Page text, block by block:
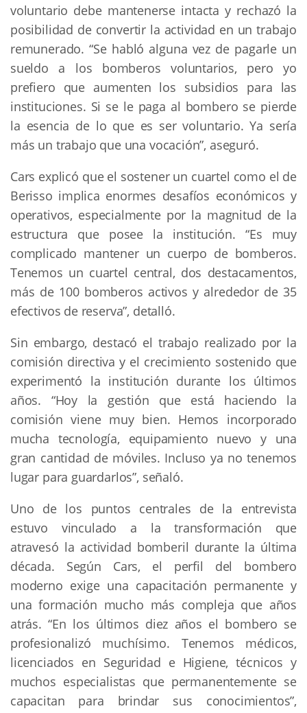
voluntario debe mantenerse intacta y rechazó la
posibilidad de convertir la actividad en un trabajo
remunerado. “Se habló alguna vez de pagarle un
sueldo a los bomberos voluntarios, pero yo
prefiero que aumenten los subsidios para las
instituciones. Si se le paga al bombero se pierde
la esencia de lo que es ser voluntario. Ya sería
más un trabajo que una vocación”, aseguró.
Cars explicó que el sostener un cuartel como el de
Berisso implica enormes desafíos económicos y
operativos, especialmente por la magnitud de la
estructura que posee la institución. “Es muy
complicado mantener un cuerpo de bomberos.
Tenemos un cuartel central, dos destacamentos,
más de 100 bomberos activos y alrededor de 35
efectivos de reserva”, detalló.
Sin embargo, destacó el trabajo realizado por la
comisión directiva y el crecimiento sostenido que
experimentó la institución durante los últimos
años. “Hoy la gestión que está haciendo la
comisión viene muy bien. Hemos incorporado
mucha tecnología, equipamiento nuevo y una
gran cantidad de móviles. Incluso ya no tenemos
lugar para guardarlos”, señaló.
Uno de los puntos centrales de la entrevista
estuvo vinculado a la transformación que
atravesó la actividad bomberil durante la última
década. Según Cars, el perfil del bombero
moderno exige una capacitación permanente y
una formación mucho más compleja que años
atrás. “En los últimos diez años el bombero se
profesionalizó muchísimo. Tenemos médicos,
licenciados en Seguridad e Higiene, técnicos y
muchos especialistas que permanentemente se
capacitan para brindar sus conocimientos”,